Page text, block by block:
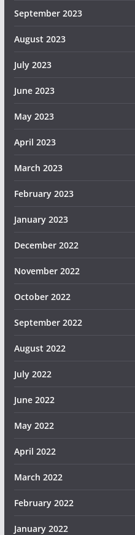
September 2023
August 2023
July 2023
June 2023
May 2023
April 2023
March 2023
February 2023
January 2023
December 2022
November 2022
October 2022
September 2022
August 2022
July 2022
June 2022
May 2022
April 2022
March 2022
February 2022
January 2022